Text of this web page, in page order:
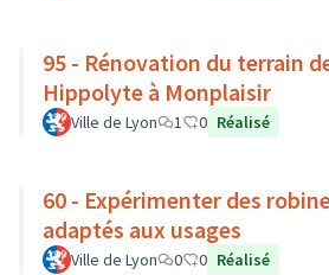
95 - Rénovation du terrain
Hippolyte à Monplaisir
Ville de Lyon 1 0 Réalisé
60 - Expérimenter des
adaptés aux usages
Ville de Lyon 0 0 Réalisé